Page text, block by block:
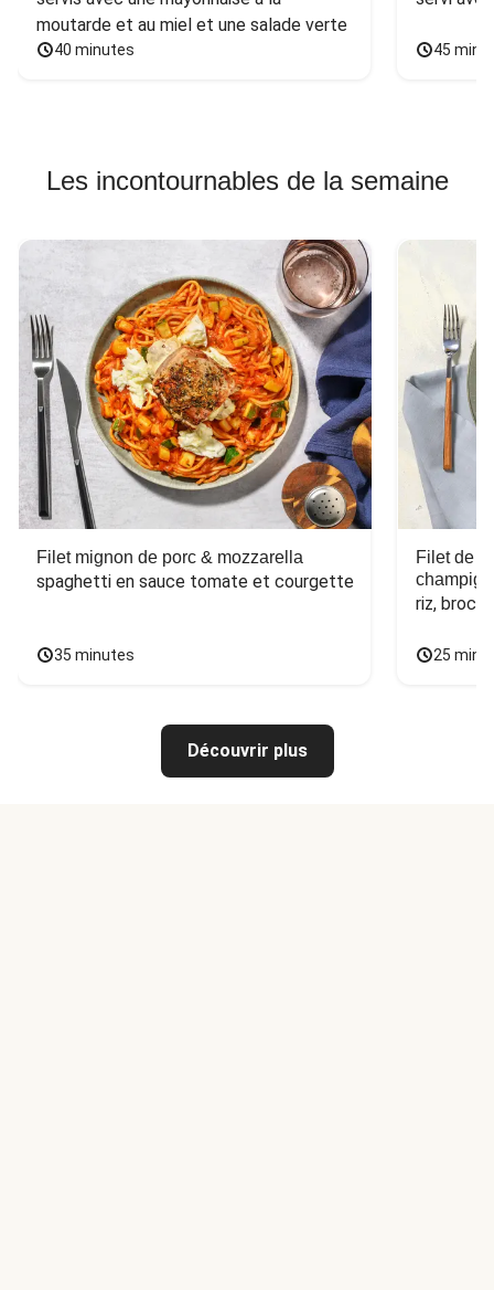
moutarde et au miel et une salade verte
40 minutes 45
Les incontournables de la semaine
Filet mignon de porc & mozzarella
spaghetti en sauce tomate et courgette
35 minutes
Filet de
riz,
25
Découvrir plus